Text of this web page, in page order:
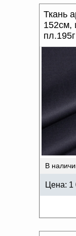
Ткань
152см,
В
Цена: 1